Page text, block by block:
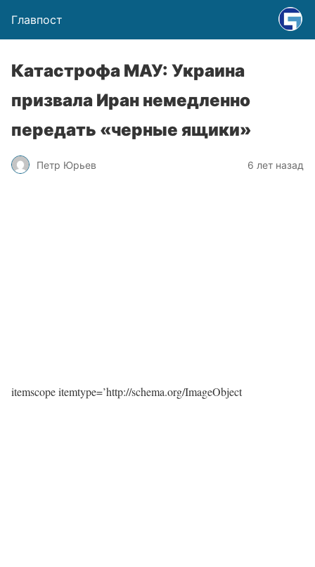
Главпост
Катастрофа МАУ: Украина
призвала Иран немедленно
передать «черные ящики»
Петр Юрьев 6 лет назад
itemscope itemtype=’http://schema.org/ImageObject